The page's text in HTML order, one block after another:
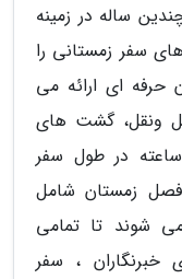
ساله در زمینه
سفر زمستانی را
حرفه ای ارائه می
ونقل، گشت های
شهری و سرگرمیی، و پشتیبانی 24 ساعته در طول سفر
فصل زمستان شامل
شوند تا تمامی
خبرنگاران ، سفر